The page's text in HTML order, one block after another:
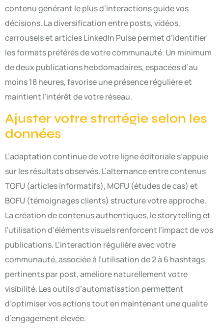
contenu générant le plus d’interactions guide vos
décisions. La diversification entre posts, vidéos,
carrousels et articles LinkedIn Pulse permet d’identifier
les formats préférés de votre communauté. Un minimum
de deux publications hebdomadaires, espacées d’au
moins 18 heures, favorise une présence régulière et
maintient l’intérêt de votre réseau.
Ajuster votre stratégie selon les
données
L’adaptation continue de votre ligne éditoriale s’appuie
sur les résultats observés. L’alternance entre contenus
TOFU (articles informatifs), MOFU (études de cas) et
BOFU (témoignages clients) structure votre approche.
La création de contenus authentiques, le storytelling et
l’utilisation d’éléments visuels renforcent l’impact de vos
publications. L’interaction régulière avec votre
communauté, associée à l’utilisation de 2 à 6 hashtags
pertinents par post, améliore naturellement votre
visibilité. Les outils d’automatisation permettent
d’optimiser vos actions tout en maintenant une qualité
d’engagement élevée.